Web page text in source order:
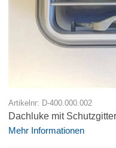
Artikelnr: D-400.000.002
Dachluke mit
Mehr Informationen